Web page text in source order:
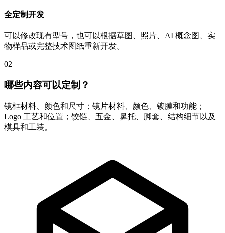
全定制开发
可以修改现有型号，也可以根据草图、照片、AI 概念图、实
物样品或完整技术图纸重新开发。
02
哪些内容可以定制？
镜框材料、颜色和尺寸；镜片材料、颜色、镀膜和功能；
Logo 工艺和位置；铰链、五金、鼻托、脚套、结构细节以及
模具和工装。